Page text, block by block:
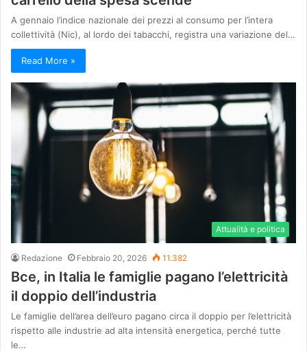
A gennaio l’indice nazionale dei prezzi al consumo per l’intera
collettività (Nic), al lordo dei tabacchi, registra una variazione del…
Read More »
Attualità e politica
Redazione Febbraio 20, 2026 11.382
Bce, in Italia le famiglie pagano l’elettricità
il doppio dell’industria
Le famiglie dell’area dell’euro pagano circa il doppio per l’elettricità
rispetto alle industrie ad alta intensità energetica, perché tutte
le…